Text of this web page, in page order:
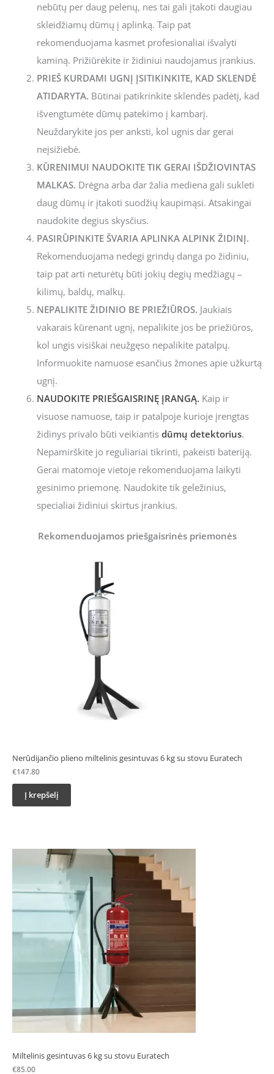
nebūtų per daug pelenų, nes tai gali įtakoti daugiau
skleidžiamų dūmų į aplinką. Taip pat
rekomenduojama kasmet profesionaliai išvalyti
kaminą. Prižiūrėkite ir židiniui naudojamus įrankius.
PRIEŠ KURDAMI UGNĮ ĮSITIKINKITE, KAD SKLENDĖ
ATIDARYTA. Būtinai patikrinkite sklendės padėtį, kad
išvengtumėte dūmų patekimo į kambarį.
Neuždarykite jos per anksti, kol ugnis dar gerai
neįsižiebė.
KŪRENIMUI NAUDOKITE TIK GERAI IŠDŽIOVINTAS
MALKAS. Drėgna arba dar žalia mediena gali sukleti
daug dūmų ir įtakoti suodžių kaupimąsi. Atsakingai
naudokite degius skysčius.
PASIRŪPINKITE ŠVARIA APLINKA ALPINK ŽIDINĮ.
Rekomenduojama nedegi grindų danga po židiniu,
taip pat arti neturėtų būti jokių degių medžiagų –
kilimų, baldų, malkų.
NEPALIKITE ŽIDINIO BE PRIEŽIŪROS. Jaukiais
vakarais kūrenant ugnį, nepalikite jos be priežiūros,
kol ungis visiškai neužgęso nepalikite patalpų.
Informuokite namuose esančius žmones apie užkurtą
ugnį.
NAUDOKITE PRIEŠGAISRINĘ ĮRANGĄ. Kaip ir
visuose namuose, taip ir patalpoje kurioje įrengtas
židinys privalo būti veikiantis dūmų detektorius.
Nepamirškite jo reguliariai tikrinti, pakeisti bateriją.
Gerai matomoje vietoje rekomenduojama laikyti
gesinimo priemonę. Naudokite tik geležinius,
specialiai židiniui skirtus įrankius.
Rekomenduojamos priešgaisrinės priemonės
Nerūdijančio plieno miltelinis gesintuvas 6 kg su stovu Euratech
€147.80
Į krepšelį
Miltelinis gesintuvas 6 kg su stovu Euratech
€85.00